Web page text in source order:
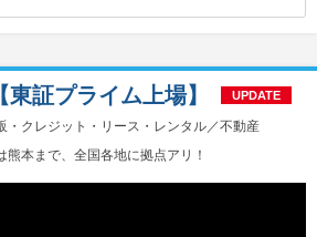
・クレジット・リース・レンタル／不動産
熊本まで、全国各地に拠点アリ！
証プライム上場】 UPDATE